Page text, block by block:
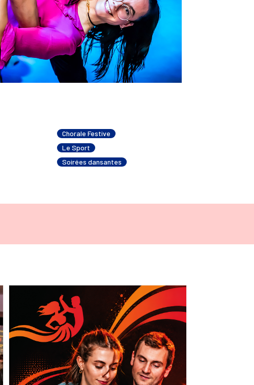
Chorale Festive
Le Sport
Soirées dansantes